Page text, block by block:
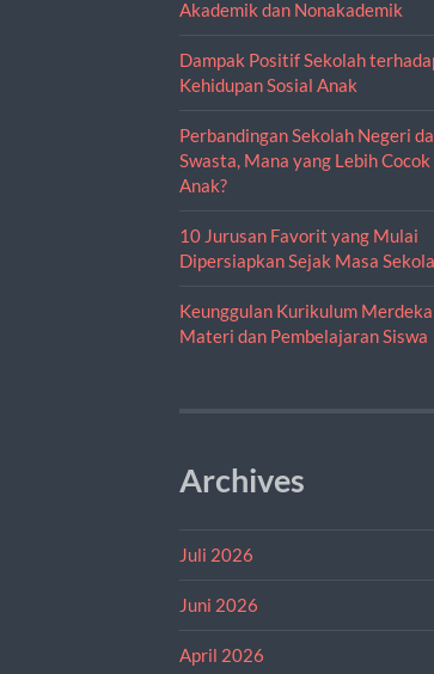
Akademik dan Nonakademik
Dampak Positif Sekolah
Kehidupan Sosial Anak
Perbandingan Sekolah Negeri
Swasta, Mana yang Lebih
Anak?
10 Jurusan Favorit yang Mulai
Dipersiapkan Sejak Masa
Keunggulan Kurikulum
Materi dan Pembelajaran Siswa
Archives
Juli 2026
Juni 2026
April 2026